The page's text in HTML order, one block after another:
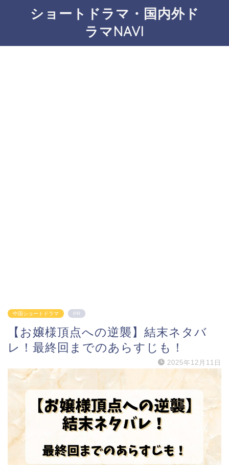
ショートドラマ・国内外ド
ラマNAVI
中国ショートドラマ PR
【お嬢様頂点への逆襲】結末ネタバ
レ！最終回までのあらすじも！
2025年12月11日